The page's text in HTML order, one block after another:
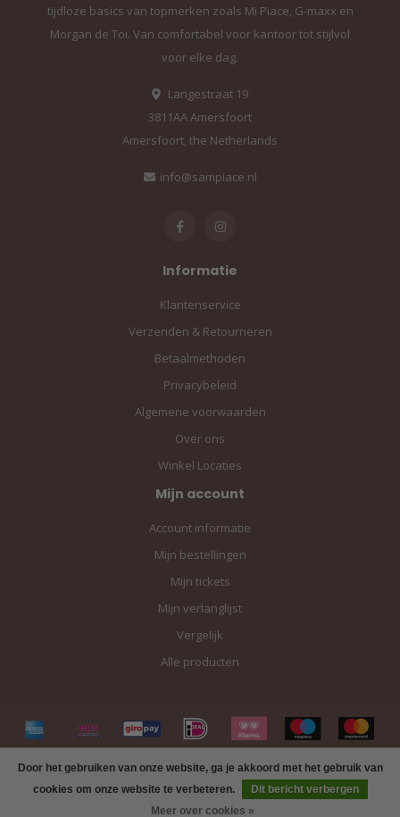
Door het gebruiken van onze website, ga je akkoord met het gebruik van
cookies om onze website te verbeteren.
Dit bericht verbergen
Meer over cookies »
tijdloze basics van topmerken zoals Mi Piace, G-maxx en
Morgan de Toi. Van comfortabel voor kantoor tot stijlvol
voor elke dag.
Langestraat 19
3811AA Amersfoort
Amersfoort, the Netherlands
info@sampiace.nl
Informatie
Klantenservice
Verzenden & Retourneren
Betaalmethoden
Privacybeleid
Algemene voorwaarden
Over ons
Winkel Locaties
Mijn account
Account informatie
Mijn bestellingen
Mijn tickets
Mijn verlanglijst
Vergelijk
Alle producten